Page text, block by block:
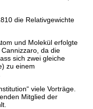
die Relativgewichte
und Molekül erfolgte
da die
sich zwei gleiche
zu einem
viele Vorträge.
Mitglied der